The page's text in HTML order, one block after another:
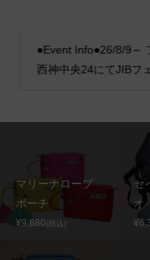
●Event Info●26/8/9～
西神中央24にてJIBフ
マリーナロープ
ポーチ
¥9,680(税込)
セ
オ